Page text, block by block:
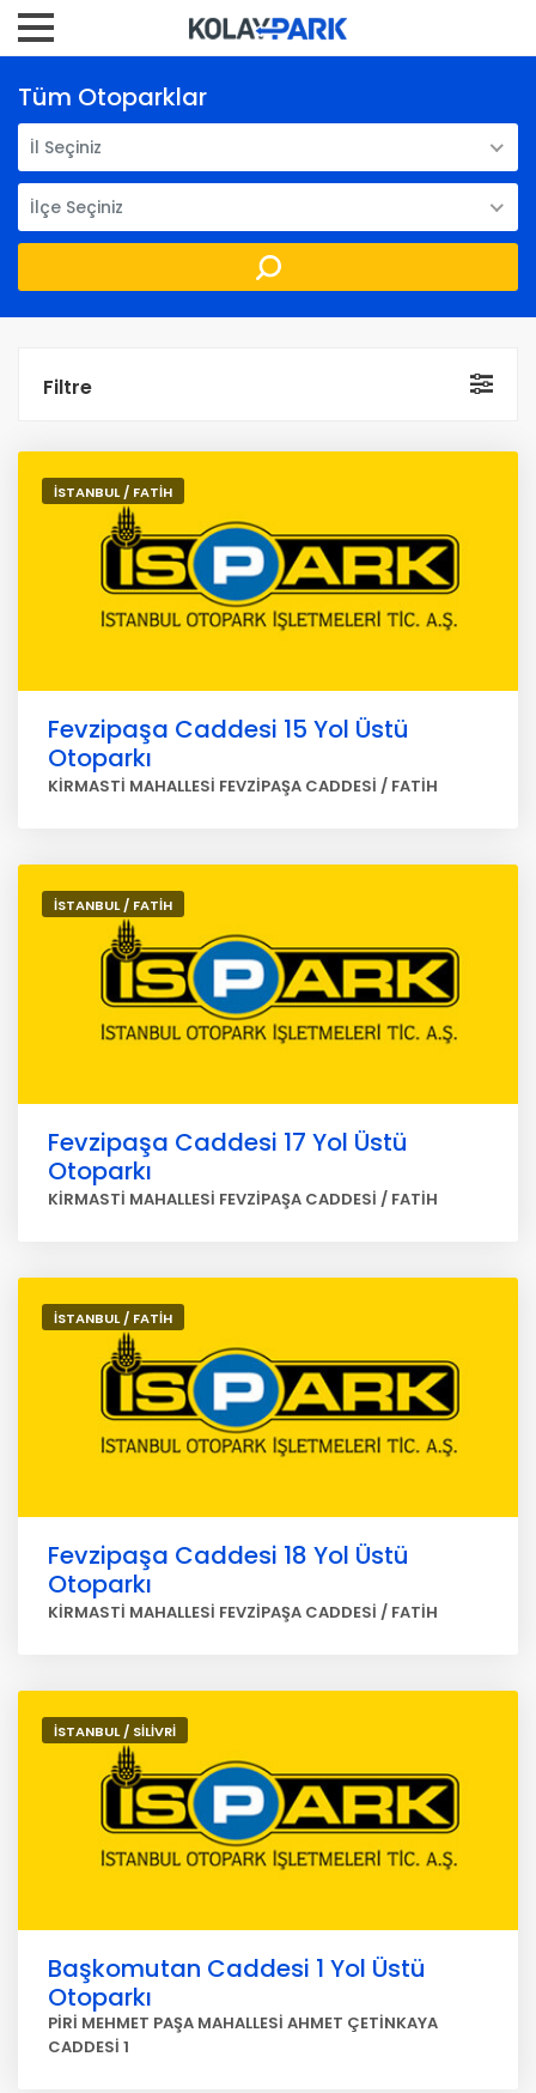
Tüm Otoparklar
İl Seçiniz
İlçe Seçiniz
Filtre
İSTANBUL / FATİH
Fevzipaşa Caddesi 15 Yol Üstü
Otoparkı
KİRMASTİ MAHALLESİ FEVZİPAŞA CADDESİ / FATİH
İSTANBUL / FATİH
Fevzipaşa Caddesi 17 Yol Üstü
Otoparkı
KİRMASTİ MAHALLESİ FEVZİPAŞA CADDESİ / FATİH
İSTANBUL / FATİH
Fevzipaşa Caddesi 18 Yol Üstü
Otoparkı
KİRMASTİ MAHALLESİ FEVZİPAŞA CADDESİ / FATİH
İSTANBUL / SİLİVRİ
Başkomutan Caddesi 1 Yol Üstü
Otoparkı
PİRİ MEHMET PAŞA MAHALLESİ AHMET ÇETİNKAYA
CADDESİ 1